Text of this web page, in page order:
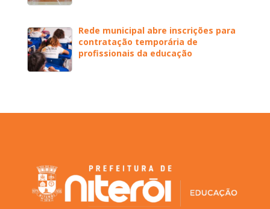
Rede municipal abre inscrições para
contratação temporária de
profissionais da educação